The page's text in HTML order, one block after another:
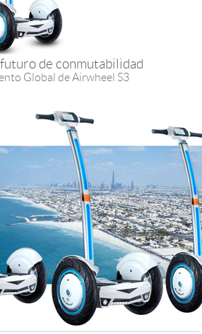
de conmutabilidad
Global de Airwheel S3